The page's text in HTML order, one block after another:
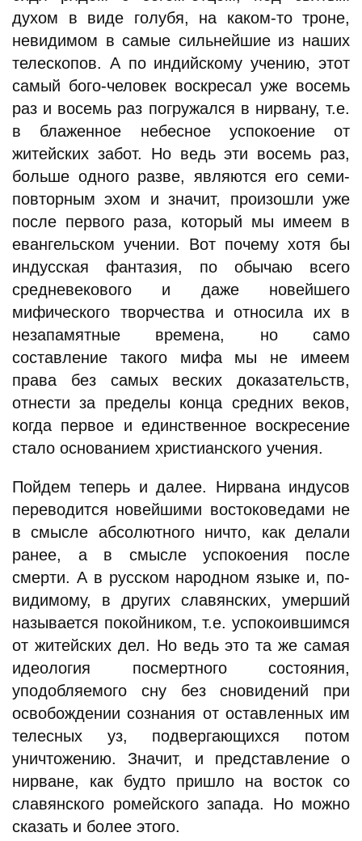
духом в виде голубя, на каком-то троне,
невидимом в самые сильнейшие из наших
телескопов. А по индийскому учению, этот
самый бого-человек воскресал уже восемь
раз и восемь раз погружался в нирвану, т.е.
в блаженное небесное успокоение от
житейских забот. Но ведь эти восемь раз,
больше одного разве, являются его семи-
повторным эхом и значит, произошли уже
после первого раза, который мы имеем в
евангельском учении. Вот почему хотя бы
индусская фантазия, по обычаю всего
средневекового и даже новейшего
мифического творчества и относила их в
незапамятные времена, но само
составление такого мифа мы не имеем
права без самых веских доказательств,
отнести за пределы конца средних веков,
когда первое и единственное воскресение
стало основанием христианского учения.
Пойдем теперь и далее. Нирвана индусов
переводится новейшими востоковедами не
в смысле абсолютного ничто, как делали
ранее, а в смысле успокоения после
смерти. А в русском народном языке и, по-
видимому, в других славянских, умерший
называется покойником, т.е. успокоившимся
от житейских дел. Но ведь это та же самая
идеология посмертного состояния,
уподобляемого сну без сновидений при
освобождении сознания от оставленных им
телесных уз, подвергающихся потом
уничтожению. Значит, и представление о
нирване, как будто пришло на восток со
славянского ромейского запада. Но можно
сказать и более этого.